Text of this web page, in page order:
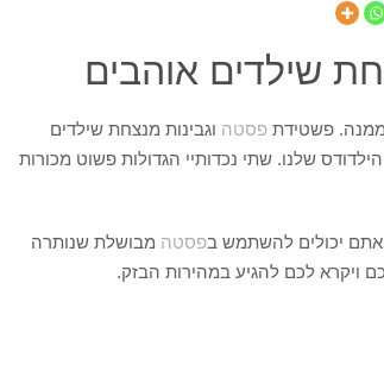
שילדים אוהבים
פשטידתפסטה וגבינות מנצחת שילדים
שלנו. שתי נכדותיי הגדולות פשוט מכורות
יכולים להשתמש בפסטה מבושלת שנותרה
ויקרא לכם להגיע במהירות הבזק.